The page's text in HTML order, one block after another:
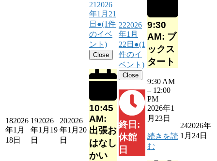
182026
年1月
18日
192026
年1月19
日
202026
年1月20
日
21 2026
年1月21
日 ●(1件
のイベ
ント)
Close
10:45
AM:
出張お
はなし
かい
222026
年1月
22日 ●(1
件のイ
ベント)
Close
終日:
休館
日
9:30
AM: ブ
ックス
タート
9:30 AM
– 12:00
PM
2026年1
月23日
続きを読
む
242026年
1月24日